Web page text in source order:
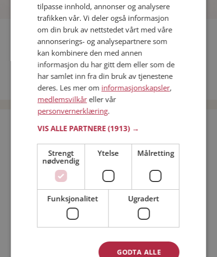
Fler single
Date menn i Norge
Date kvinner i Norge
Bli medlem gratis!
Jeg er en: Mann Kvinne
Min alder:
tilpasse innhold, annonser og analysere
trafikken vår. Vi deler også informasjon
om din bruk av nettstedet vårt med våre
annonserings- og analysepartnere som
kan kombinere den med annen
informasjon du har gitt dem eller som de
har samlet inn fra din bruk av tjenestene
deres. Les mer om informasjonskapsler,
medlemsvilkåreller vår
personvernerklæring.
VIS ALLE PARTNERE(1913) →
Strengt
nødvendig
Ytelse Målretting
Funksjonalitet Ugradert
GODTA ALLE